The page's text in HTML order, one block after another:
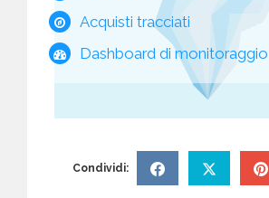
Acquisti tracciati
Dashboard di monitoraggio
Condividi: